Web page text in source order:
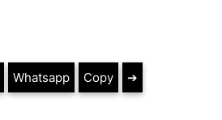
Whatsapp Copy ➔